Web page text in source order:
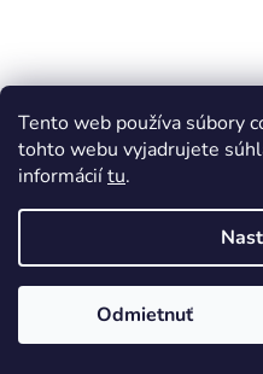
Tento web používa súbory
tohto webu vyjadrujete
informáciítu.
Odmietnuť